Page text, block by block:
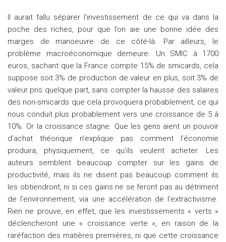
Il aurait fallu séparer l’investissement de ce qui va dans la
poche des riches, pour que l’on aie une bonne idée des
marges de manoeuvre de ce côté-là. Par ailleurs, le
problème macroéconomique demeure. Un SMIC à 1700
euros, sachant que la France compte 15% de smicards, cela
suppose soit 3% de production de valeur en plus, soit 3% de
valeur pris quelque part, sans compter la hausse des salaires
des non-smicards que cela provoquera probablement, ce qui
nous conduit plus probablement vers une croissance de 5 à
10%. Or la croissance stagne. Que les gens aient un pouvoir
d’achat théorique n’explique pas comment l’économie
produira, physiquement, ce qu’ils veulent acheter. Les
auteurs semblent beaucoup compter sur les gains de
productivité, mais ils ne disent pas beaucoup comment ils
les obtiendront, ni si ces gains ne se feront pas au détriment
de l’environnement, via une accélération de l’extractivisme.
Rien ne prouve, en effet, que les investissements « verts »
déclencheront une « croissance verte », en raison de la
raréfaction des matières premières, ni que cette croissance